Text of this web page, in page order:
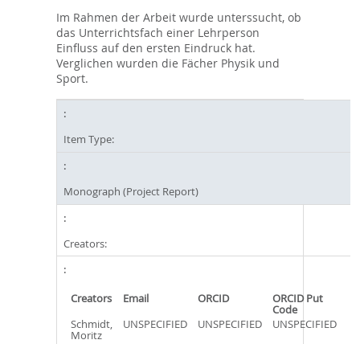
Im Rahmen der Arbeit wurde unterssucht, ob
das Unterrichtsfach einer Lehrperson
Einfluss auf den ersten Eindruck hat.
Verglichen wurden die Fächer Physik und
Sport.
Item Type:
Monograph (Project Report)
Creators:
Creators Email ORCID ORCID Put
Code
Schmidt,
Moritz
UNSPECIFIED UNSPECIFIED UNSPECIFIED